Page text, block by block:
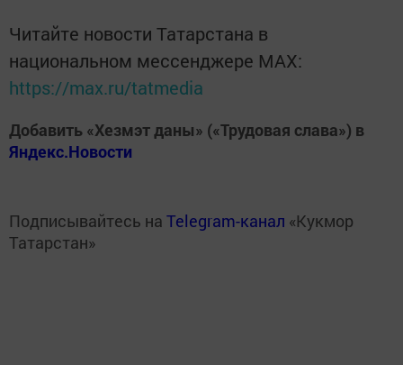
Читайте новости Татарстана в
национальном мессенджере MАХ:
https://max.ru/tatmedia
Добавить «Хезмэт даны» («Трудовая слава») в
Яндекс.Новости
Подписывайтесь на Telegram-канал «Кукмор
Татарстан»